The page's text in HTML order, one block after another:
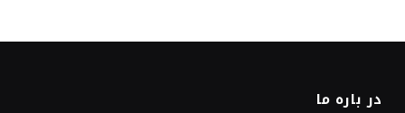
در باره ما